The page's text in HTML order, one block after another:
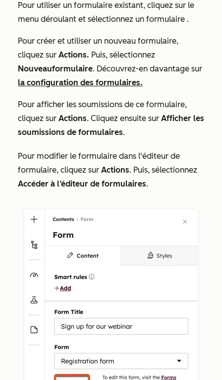
Pour utiliser un formulaire existant, cliquez sur le
menu déroulant et sélectionnez un formulaire .
Pour créer et utiliser un nouveau formulaire,
cliquez sur Actions. Puis, sélectionnez
Nouveauformulaire. Découvrez-en davantage sur
la configuration des formulaires.
Pour afficher les soumissions de ce formulaire,
cliquez sur Actions. Cliquez ensuite sur Afficher les
soumissions de formulaires.
Pour modifier le formulaire dans l'éditeur de
formulaire, cliquez sur Actions. Puis, sélectionnez
Accéder à l’éditeur de formulaires.